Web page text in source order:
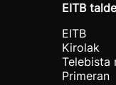
EITB
EITB
Kirolak
Telebista
Primeran